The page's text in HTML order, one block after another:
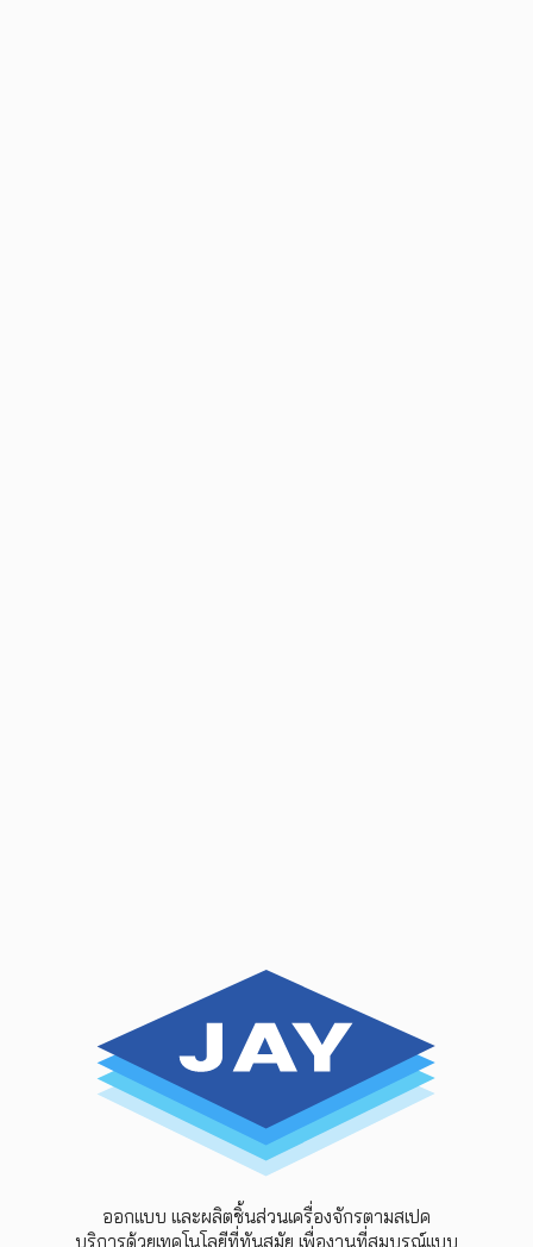
ออกแบบ และผลิตชิ้นส่วนเครื่องจักรตามสเปค
บริการด้วยเทคโนโลยีที่ทันสมัย เพื่องานที่สมบูรณ์แบบ